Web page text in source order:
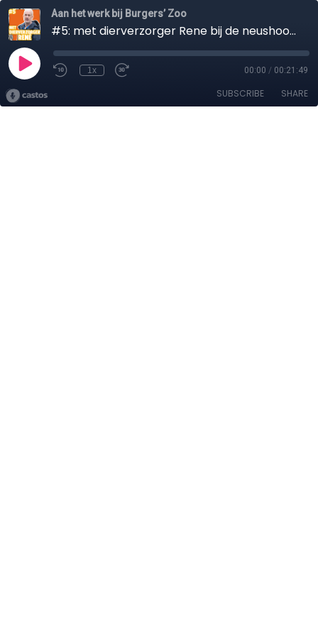
Aan het werk bij Burgers’ Zoo
#5: met dierverzorger Rene bij de neushoorns
1x 00:00 / 00:21:49
SUBSCRIBE SHARE